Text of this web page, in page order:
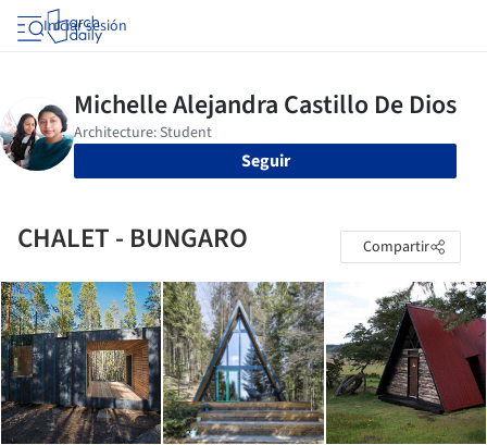
Iniciar sesión
Seguir
CHALET - BUNGARO Compartir